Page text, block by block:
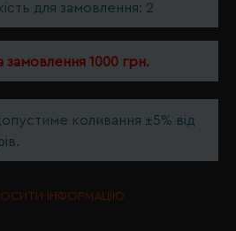
для замовлення: 2
замовлення 1000 грн.
коливання ±5% від
ІНФОРМАЦІЮ